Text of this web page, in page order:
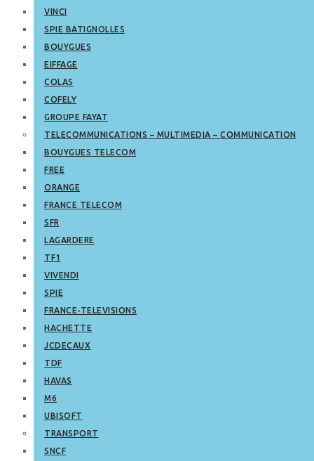
VINCI
SPIE BATIGNOLLES
BOUYGUES
EIFFAGE
COLAS
COFELY
GROUPE FAYAT
TELECOMMUNICATIONS – MULTIMEDIA – COMMUNICATION
BOUYGUES TELECOM
FREE
ORANGE
FRANCE TELECOM
SFR
LAGARDERE
TF1
VIVENDI
SPIE
FRANCE-TELEVISIONS
HACHETTE
JCDECAUX
TDF
HAVAS
M6
UBISOFT
TRANSPORT
SNCF